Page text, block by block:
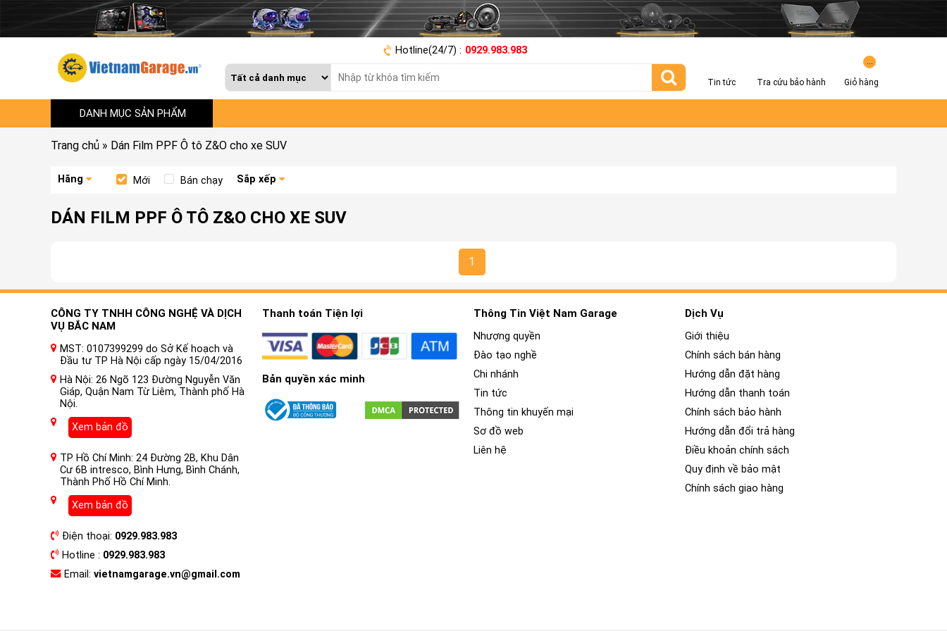
Hotline(24/7) : 0929.983.983
Tin tức Tra cứu bảo hành Giỏ hàng
DANH MỤC SẢN PHẨM
Trang chủ » Dán Film PPF Ô tô Z&O cho xe SUV
Hãng Mới Bán chạy Sắp xếp
DÁN FILM PPF Ô TÔ Z&O CHO XE SUV
1
CÔNG TY TNHH CÔNG NGHỆ VÀ DỊCH
VỤ BẮC NAM
MST: 0107399299 do Sở Kế hoạch và
Đầu tư TP Hà Nội cấp ngày 15/04/2016
Hà Nội: 26 Ngõ 123 Đường Nguyễn Văn
Giáp, Quận Nam Từ Liêm, Thành phố Hà
Nội.
Xem bản đồ
TP Hồ Chí Minh: 24 Đường 2B, Khu Dân
Cư 6B intresco, Bình Hưng, Bình Chánh,
Thành Phố Hồ Chí Minh.
Xem bản đồ
Điện thoại: 0929.983.983
Hotline : 0929.983.983
Email: vietnamgarage.vn@gmail.com
Thanh toán Tiện lợi
Bản quyền xác minh
Thông Tin Việt Nam Garage
Nhượng quyền
Đào tạo nghề
Chi nhánh
Tin tức
Thông tin khuyến mại
Sơ đồ web
Liên hệ
Dịch Vụ
Giới thiệu
Chính sách bán hàng
Hướng dẫn đặt hàng
Hướng dẫn thanh toán
Chính sách bảo hành
Hướng dẫn đổi trả hàng
Điều khoản chính sách
Quy định về bảo mật
Chính sách giao hàng